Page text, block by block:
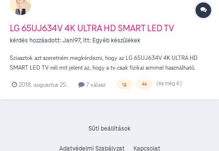
LG 65UJ634V 4K ULTRA HD SMART LED TV
kérdés hozzáadott:Jani97, itt: Egyéb készülékek
Sziasztok azt szeretném megkérdezni, hogy az LG 65UJ634V 4K ULTRA HD
SMART LED TV-nél mit jelent az, hogy a tv csak fizikai simmel használható.
2018. augusztus 25. 7 válasz lg 4k (és még 4 )
Süti beállítások
Adatvédelmi Szabályzat Kapcsolat